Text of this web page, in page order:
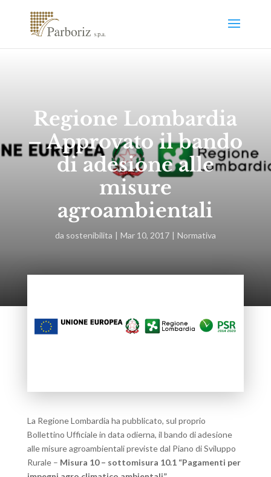
Regione Lombardia
– Approvato il bando
di adesione alle
misure
agroambientali
da sostenibilita Mar 10, 2017 Normativa
La Regione Lombardia ha pubblicato, sul proprio
Bollettino Ufficiale in data odierna, il bando di adesione
alle misure agroambientali previste dal Piano di Sviluppo
Rurale – Misura 10 – sottomisura 10.1 “Pagamenti per